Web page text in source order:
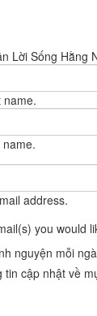
Lời Sống Hằng
name.
address.
you would
nguyện mỗi
tin cập nhật về